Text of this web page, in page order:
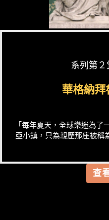
系列第２
華格納拜
「每年夏天，全球樂迷為了
亞小鎮，只為親歷那座被稱
查